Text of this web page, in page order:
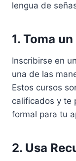
lengua de
1. Toma
Inscribirse en
una de las
Estos cursos
calificados y te
formal para tu
2. Usa